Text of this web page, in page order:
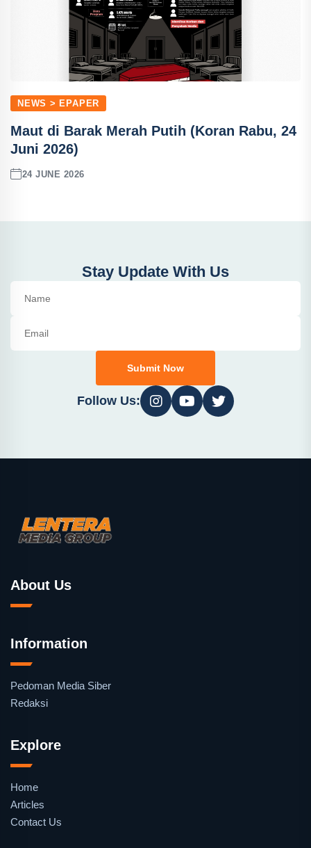
NEWS > EPAPER
Maut di Barak Merah Putih (Koran Rabu, 24
Juni 2026)
24 JUNE 2026
Stay Update With Us
Submit Now
Follow Us:
About Us
Information
Pedoman Media Siber
Redaksi
Explore
Home
Articles
Contact Us